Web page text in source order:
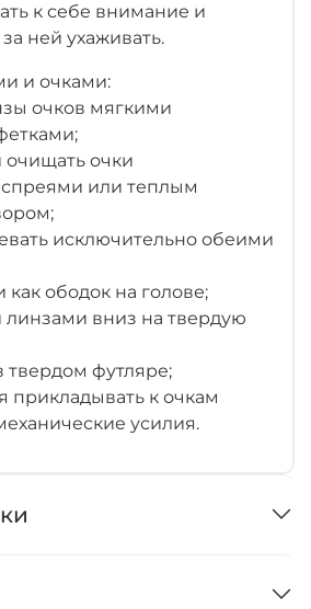
к себе внимание и
ней ухаживать.
и очками:
очков мягкими
очищать очки
или теплым
исключительно обеими
как ободок на голове;
линзами вниз на твердую
твердом футляре;
прикладывать к очкам
усилия.